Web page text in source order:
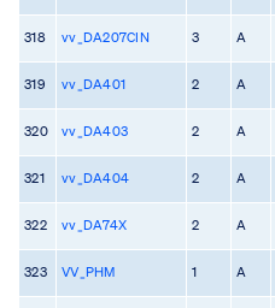
318 vv_DA207CIN 3 A
319 vv_DA401 2 A
320 vv_DA403 2 A
321 vv_DA404 2 A
322 vv_DA74X 2 A
323 VV_PHM 1 A